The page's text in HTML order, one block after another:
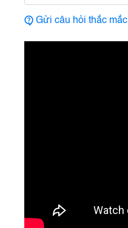
Gửi câu hỏi thắc mắc